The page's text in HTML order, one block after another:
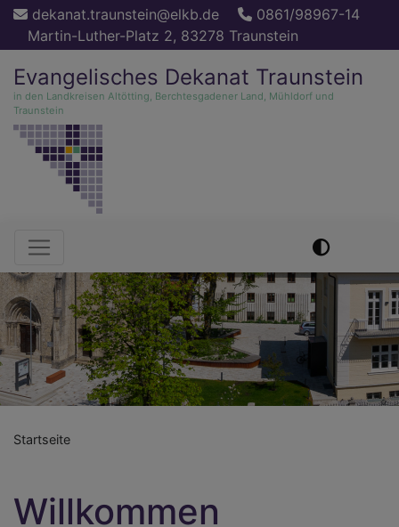
Direkt
Inhalt
dekanat.traunstein@elkb.de
0861/98967-14
Martin-Luther-Platz 2, 83278 Traunstein
Evangelisches Dekanat Traunstein
in den Landkreisen Altötting, Berchtesgadener Land, Mühldorf und
Traunstein
Hauptnavigation
Startseite
Willkommen